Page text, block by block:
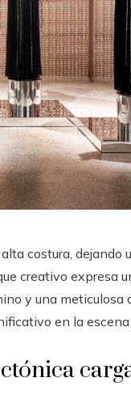
costura, dejando
creativo expresa
y una meticulosa
en la escena